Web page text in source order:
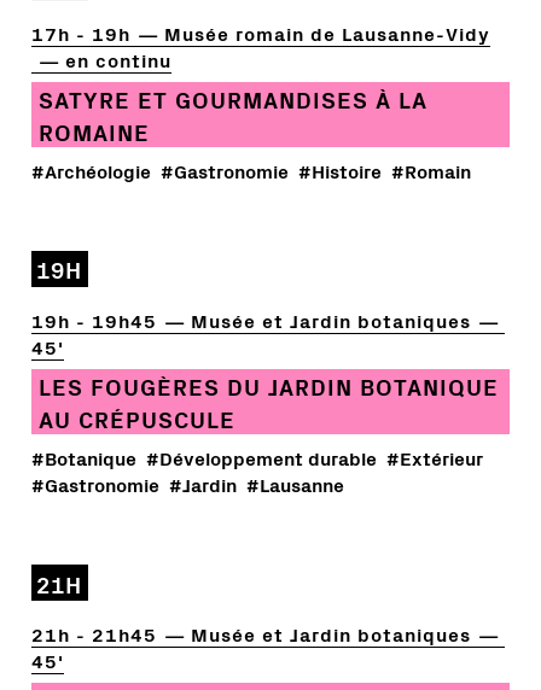
17h - 19h
Musée romain de Lausanne-Vidy
en continu
SATYRE ET GOURMANDISES À LA
ROMAINE
#Archéologie #Gastronomie #Histoire #Romain
19H
19h - 19h45
Musée et Jardin botaniques
45'
LES FOUGÈRES DU JARDIN BOTANIQUE
AU CRÉPUSCULE
#Botanique #Développement durable #Extérieur
#Gastronomie #Jardin #Lausanne
21H
21h - 21h45
Musée et Jardin botaniques
45'